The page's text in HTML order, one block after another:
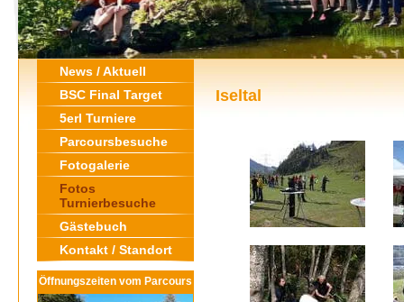
News / Aktuell
BSC Final Target
5erl Turniere
Parcoursbesuche
Fotogalerie
Fotos
Turnierbesuche
Gästebuch
Kontakt / Standort
Öffnungszeiten vom Parcours
Iseltal